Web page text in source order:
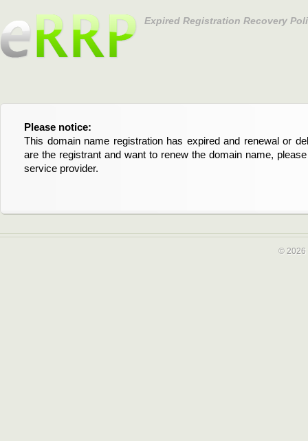
Expired Registration Recovery
Please notice:
This domain name registration has expired and renewal or
are the registrant and want to renew the domain name,
service provider.
Bitte beachten Sie:
Diese Domainregistrierung ist abgelaufen und die
Domain stehen an. Wenn Sie der Registrant sind und
verlängern möchten, kontaktieren Sie bitte Ihren Service-
© 2026